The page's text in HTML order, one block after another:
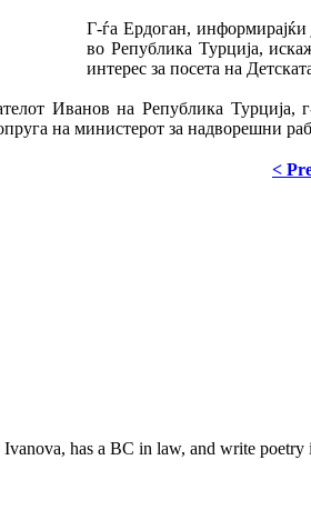
Г-ѓа Ердоган, информирајќи
во Република Турција,
интерес за посета на
Иванов на Република
на министерот за надворешни
<
has a BC in law, and write poetry